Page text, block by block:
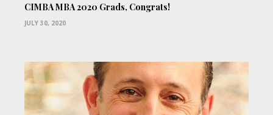
CIMBA MBA 2020 Grads, Congrats!
JULY 30, 2020